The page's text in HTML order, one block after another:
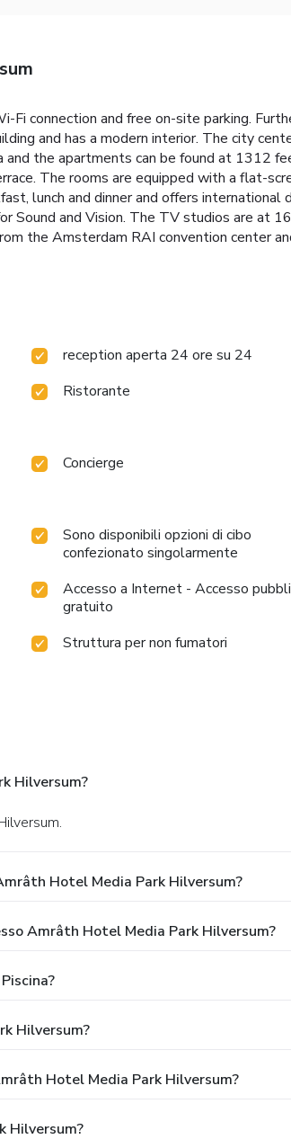
Fi connection and free on-site parking.
and has a modern interior. The city
and the apartments can be found at 1312
The rooms are equipped with a flat-
lunch and dinner and offers
Sound and Vision. The TV studios are
the Amsterdam RAI convention center
reception aperta 24 ore su 24
Ristorante
Concierge
Sono disponibili opzioni di cibo
confezionato singolarmente
Accesso a Internet - Accesso
gratuito
Struttura per non fumatori
Hilversum?
Hotel Media Park Hilversum?
Amrâth Hotel Media Park Hilversum?
Hilversum?
Hotel Media Park Hilversum?
Hilversum?